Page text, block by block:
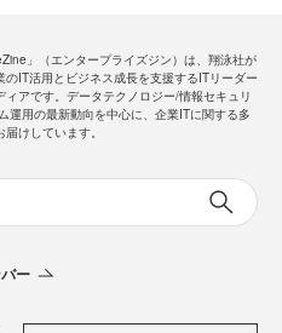
」（エンタープライズジン）は、翔泳社が
のIT活用とビジネス成長を支援するITリーダー
ィアです。データテクノロジー/情報セキュリ
運用の最新動向を中心に、企業ITに関する多
けしています。
ー